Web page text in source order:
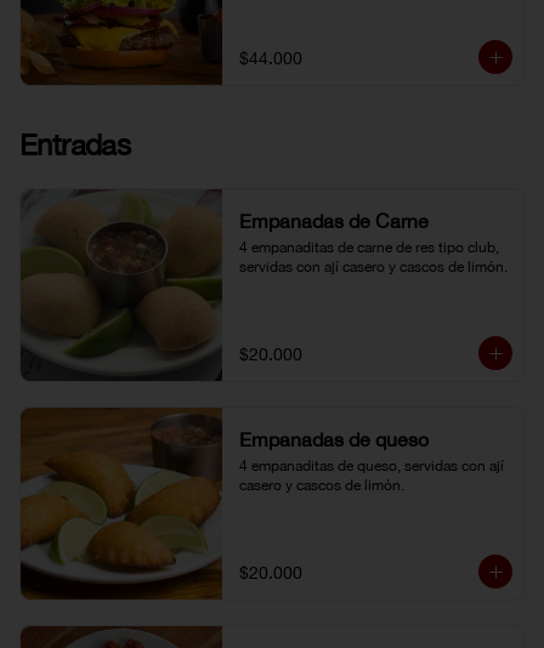
famoso chili con carne al lado.
Acompañada de papa chip o papa
$44.000
Entradas
Empanadas de Carne
4 empanaditas de carne de res tipo club,
servidas con ají casero y cascos de limón.
$20.000
Empanadas de queso
4 empanaditas de queso, servidas con ají
casero y cascos de limón.
$20.000